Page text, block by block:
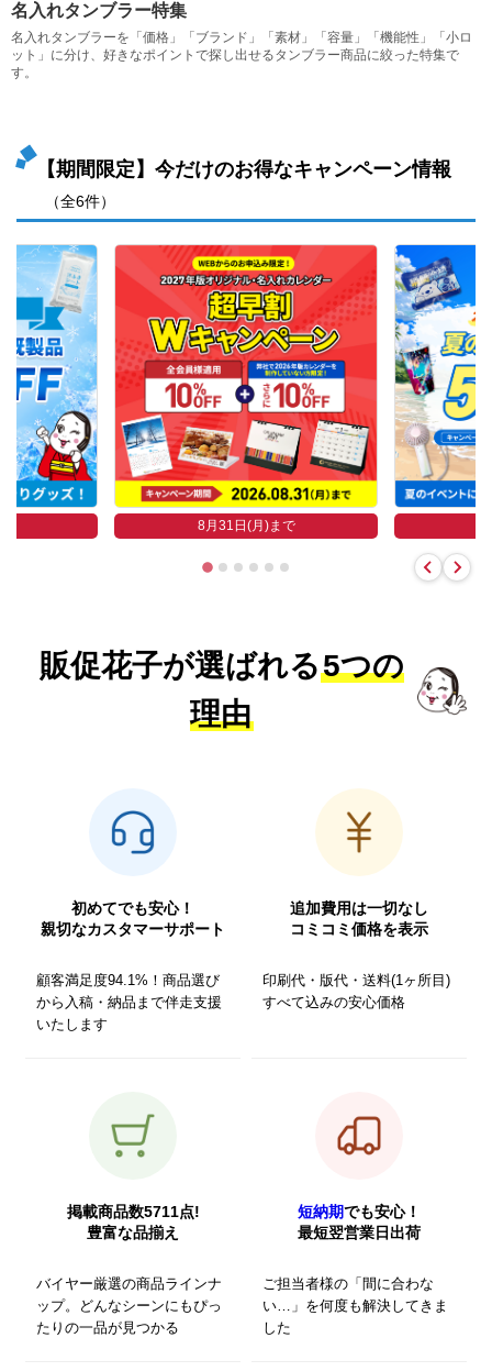
名入れタンブラー特集
名入れタンブラーを「価格」「ブランド」「素材」「容量」「機能性」「小ロ
ット」に分け、好きなポイントで探し出せるタンブラー商品に絞った特集で
す。
【期間限定】今だけのお得なキャンペーン情報
（全6件）
8月31日(月)まで
販促花子が選ばれる5つの
理由
初めてでも安心！
親切なカスタマーサポート
顧客満足度94.1%！商品選び
から入稿・納品まで伴走支援
いたします
追加費用は一切なし
コミコミ価格を表示
印刷代・版代・送料(1ヶ所目)
すべて込みの安心価格
掲載商品数5711点!
豊富な品揃え
バイヤー厳選の商品ラインナ
ップ。どんなシーンにもぴっ
たりの一品が見つかる
短納期でも安心！
最短翌営業日出荷
ご担当者様の「間に合わな
い…」を何度も解決してきま
した